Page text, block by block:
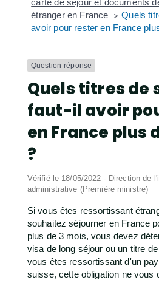
étranger en France
> Quels
avoir pour rester en France
Question-réponse
Quels titres de
faut-il avoir
en France plus
?
Vérifié le 18/05/2022 - Direction de
administrative (Première ministre)
Si vous êtes ressortissant
souhaitez séjourner en France
plus de 3 mois, vous devez
visa de long séjour ou un titre
vous êtes ressortissant d'un
suisse, cette obligation ne vous